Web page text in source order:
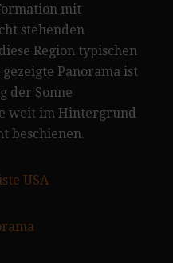
mit
stehenden
Region typischen
Panorama ist
der Sonne
weit im Hintergrund
beschienen.
USA